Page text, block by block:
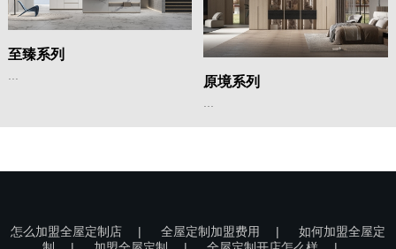
至臻系列
原境系列
怎么加盟全屋定制店 | 全屋定制加盟费用 |
如何加盟全屋定